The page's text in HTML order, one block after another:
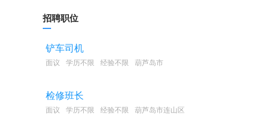
招聘职位
铲车司机
面议 学历不限 经验不限 葫芦岛市
检修班长
面议 学历不限 经验不限 葫芦岛市连山区